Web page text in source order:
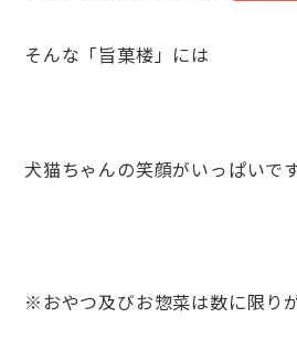
そんな「旨菓楼」には
犬猫ちゃんの笑顔がいっぱいで
※おやつ及びお惣菜は数に限り